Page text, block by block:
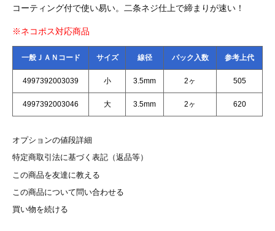
コーティング付で使い易い。二条ネジ仕上で締まりが速い！
※ネコポス対応商品
一般ＪＡＮコード サイズ 線径 パック入数 参考上代
4997392003039 小 3.5mm 2ヶ 505
4997392003046 大 3.5mm 2ヶ 620
オプションの値段詳細
特定商取引法に基づく表記（返品等）
この商品を友達に教える
この商品について問い合わせる
買い物を続ける